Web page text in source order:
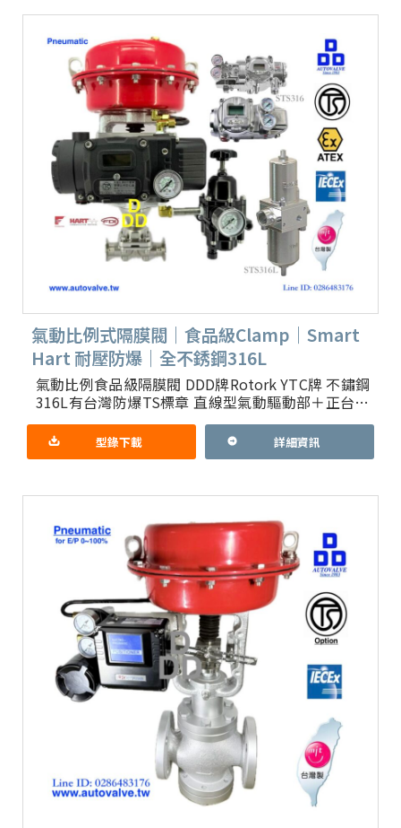
氣動比例式隔膜閥｜食品級Clamp｜Smart
Hart 耐壓防爆｜全不銹鋼316L
氣動比例食品級隔膜閥 DDD牌Rotork YTC牌 不鏽鋼
316L有台灣防爆TS標章 直線型氣動驅動部＋正台製
食品級316L閥體+Teflon or EPDM
型錄下載 詳細資訊